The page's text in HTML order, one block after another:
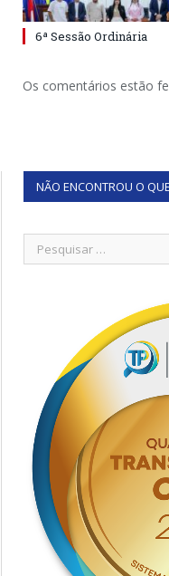
6ª Sessão Ordinária
Os comentários estão
NÃO ENCONTROU O